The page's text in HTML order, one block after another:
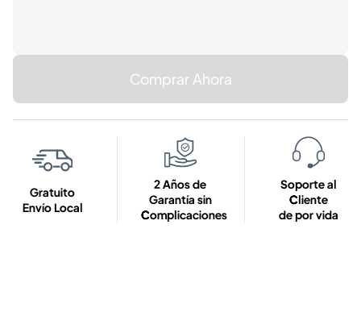
Comprar Ahora
Gratuito
Envío Local
2 Años de
Garantía sin
Complicaciones
Soporte al
Cliente
de por vida